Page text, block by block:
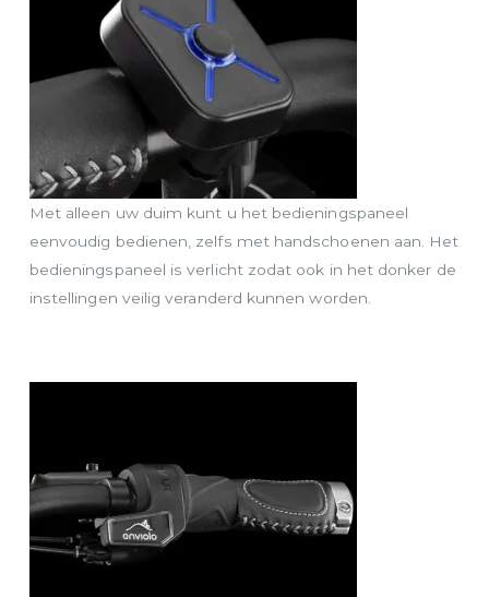
Met alleen uw duim kunt u het bedieningspaneel
eenvoudig bedienen, zelfs met handschoenen aan. Het
bedieningspaneel is verlicht zodat ook in het donker de
instellingen veilig veranderd kunnen worden.